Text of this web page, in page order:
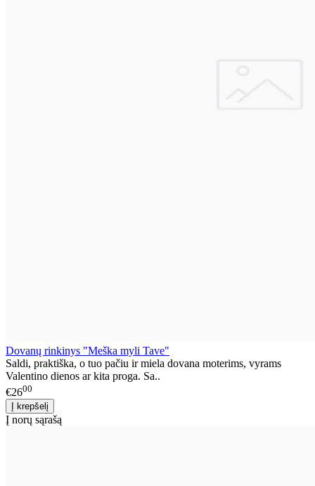
Dovanų rinkinys "Meška myli Tave"
Saldi, praktiška, o tuo pačiu ir miela dovana moterims, vyrams
Valentino dienos ar kita proga. Sa..
€2600
Į norų sąrašą